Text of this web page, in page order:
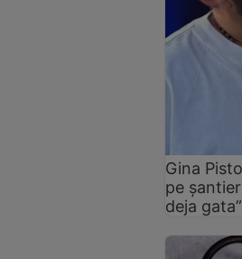
Gina
pe
deja gata”